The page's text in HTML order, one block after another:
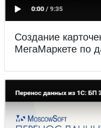
Создание
МегаМаркете по